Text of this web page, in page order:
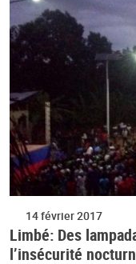
14 février 2017
Limbé: Des
l’insécurité